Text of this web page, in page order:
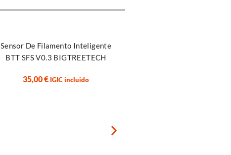
Sensor De Filamento Inteligente
BTT SFS V0.3 BIGTREETECH
35,00€ IGIC incluido